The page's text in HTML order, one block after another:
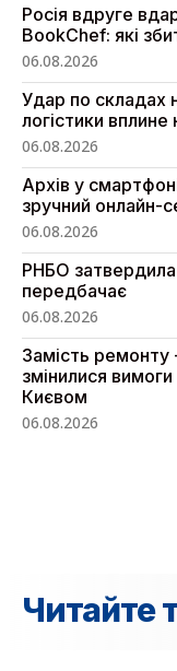
Росія вдруге
BookChef: які
06.08.2026
Удар по складах
логістики вплине
06.08.2026
Архів у
зручний онлайн-
06.08.2026
РНБО затвердила
передбачає
06.08.2026
Замість ремонту
змінилися
Києвом
06.08.2026
Читайте